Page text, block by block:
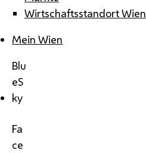
Wirtschaftsstandort Wien
Mein Wien
Blu
eS
ky
Fa
ce